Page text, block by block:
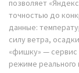
позволяет
точностью до
данные:
силу ветра,
«фишку» — сервис
режиме